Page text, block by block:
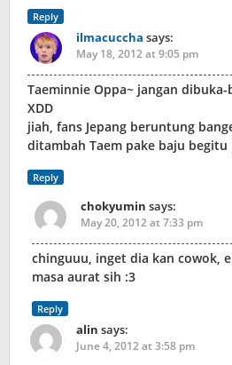
Reply
ilmacuccha says:
May 18, 2012 at 9:05 pm
Taeminnie Oppa~ jangan
XDD
jiah, fans Jepang beruntung
ditambah Taem pake baju begitu
Reply
chokyumin says:
May 20, 2012 at 7:33 pm
chinguuu, inget dia kan cowok,
masa aurat sih :3
Reply
alin says:
June 4, 2012 at 3:58 pm